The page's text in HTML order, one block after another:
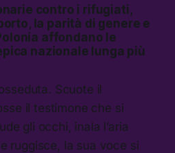
contro i rifugiati,
la parità di genere e
affondano le
nazionale lunga più
Scuote il
il testimone che si
gli occhi, inala l’aria
ruggisce, la sua voce si